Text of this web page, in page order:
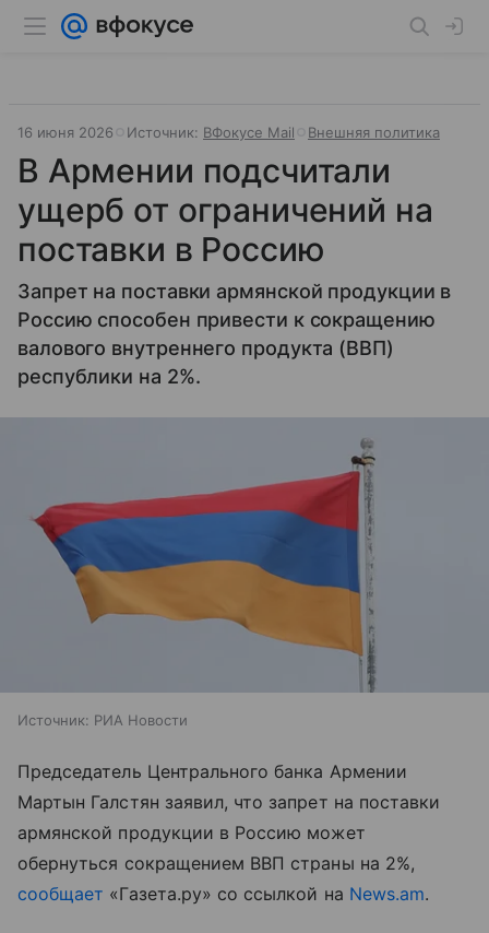
16 июня 2026 Источник: ВФокусе Mail Внешняя политика
В Армении подсчитали
ущерб от ограничений на
поставки в Россию
Запрет на поставки армянской продукции в
Россию способен привести к сокращению
валового внутреннего продукта (ВВП)
республики на 2%.
Источник: РИА Новости
Председатель Центрального банка Армении
Мартын Галстян заявил, что запрет на поставки
армянской продукции в Россию может
обернуться сокращением ВВП страны на 2%,
сообщает «Газета.ру» со ссылкой на News.am.